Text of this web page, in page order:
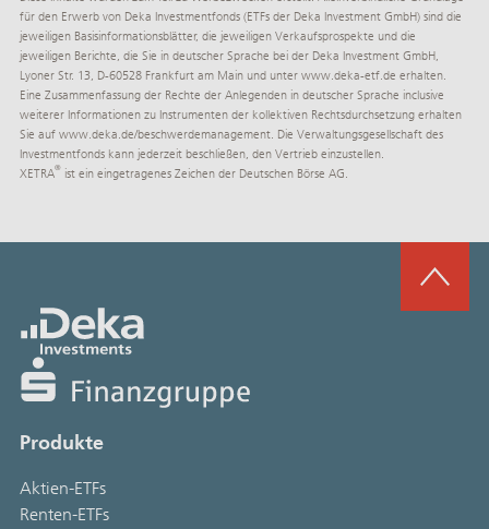
für den Erwerb von Deka Investmentfonds (ETFs der Deka Investment GmbH) sind die
jeweiligen Basisinformationsblätter, die jeweiligen Verkaufsprospekte und die
jeweiligen Berichte, die Sie in deutscher Sprache bei der Deka Investment GmbH,
Lyoner Str. 13, D-60528 Frankfurt am Main und unter www.deka-etf.de erhalten.
Eine Zusammenfassung der Rechte der Anlegenden in deutscher Sprache inclusive
weiterer Informationen zu Instrumenten der kollektiven Rechtsdurchsetzung erhalten
Sie auf www.deka.de/­beschwerdemanagement. Die Verwaltungsgesellschaft des
Investmentfonds kann jederzeit beschließen, den Vertrieb einzustellen.
XETRA® ist ein eingetragenes Zeichen der Deutschen Börse AG.
Produkte
Aktien-ETFs
Renten-ETFs